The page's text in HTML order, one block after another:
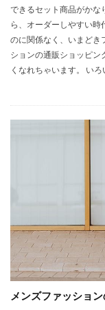
できるセット商品がかな
ら、オーダーしやすい時
のに関係なく、いまどき
ションの通販ショッピン
くなれちゃいます。 い
メンズファッショ